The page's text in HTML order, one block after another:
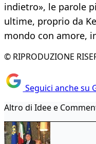
indietro», le parole
ultime, proprio da
mondo con amore,
© RIPRODUZIONE
Seguici anche su
Altro di Idee e